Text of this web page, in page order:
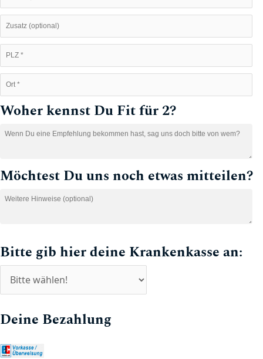
Woher kennst Du Fit für 2?
Möchtest Du uns noch etwas mitteilen?
Bitte gib hier deine Krankenkasse an:
Deine Bezahlung